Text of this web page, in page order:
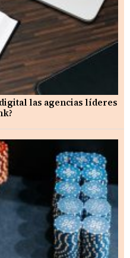
las agencias líderes